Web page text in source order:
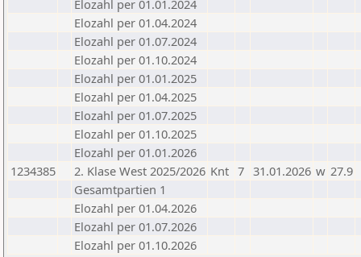
Elozahl per 01.01.2024
Elozahl per 01.04.2024
Elozahl per 01.07.2024
Elozahl per 01.10.2024
Elozahl per 01.01.2025
Elozahl per 01.04.2025
Elozahl per 01.07.2025
Elozahl per 01.10.2025
Elozahl per 01.01.2026
1234385
2. Klase West 2025/2026 Knt 7 31.01.2026 w 27.9
Gesamtpartien 1
Elozahl per 01.04.2026
Elozahl per 01.07.2026
Elozahl per 01.10.2026